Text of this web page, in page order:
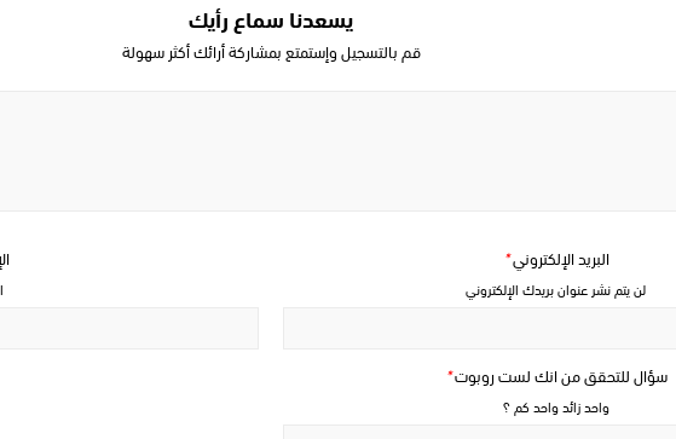
يسعدنا سماع رأيك
قم بالتسجيل وإستمتع بمشاركة أرائك أكثر سهولة
سؤال للتحقق من انك لست روبوت*
واحد زائد واحد كم ؟
البريد الإلكتروني*
لن يتم نشر عنوان بريدك الإلكتروني